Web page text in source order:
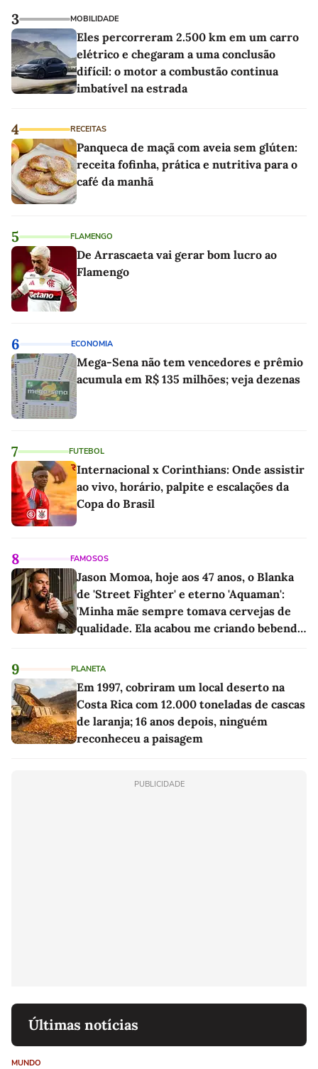
3 MOBILIDADE
Eles percorreram 2.500 km em um carro
elétrico e chegaram a uma conclusão
difícil: o motor a combustão continua
imbatível na estrada
4 RECEITAS
Panqueca de maçã com aveia sem glúten:
receita fofinha, prática e nutritiva para o
café da manhã
5 FLAMENGO
De Arrascaeta vai gerar bom lucro ao
Flamengo
6 ECONOMIA
Mega-Sena não tem vencedores e prêmio
acumula em R$ 135 milhões; veja dezenas
7 FUTEBOL
Internacional x Corinthians: Onde assistir
ao vivo, horário, palpite e escalações da
Copa do Brasil
8 FAMOSOS
Jason Momoa, hoje aos 47 anos, o Blanka
de 'Street Fighter' e eterno 'Aquaman':
'Minha mãe sempre tomava cervejas de
qualidade. Ela acabou me criando bebendo
9 PLANETA
Em 1997, cobriram um local deserto na
Costa Rica com 12.000 toneladas de cascas
de laranja; 16 anos depois, ninguém
reconheceu a paisagem
PUBLICIDADE
Últimas notícias
MUNDO